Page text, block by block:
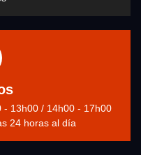
- 13h00 / 14h00 - 17h00
24 horas al día